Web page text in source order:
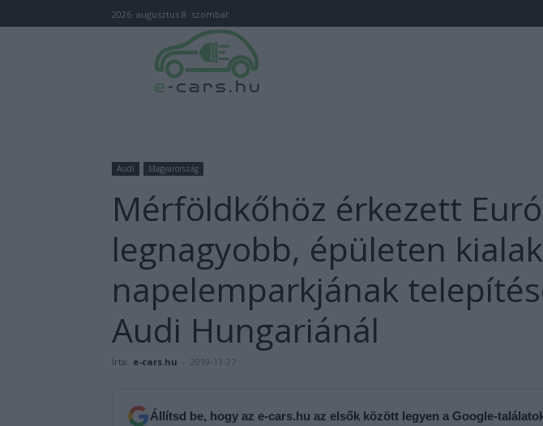
2026. augusztus 8. szombat
Audi Magyarország
Mérföldkőhöz érkezett
legnagyobb, épületen
napelemparkjának
Audi Hungariánál
Írta: e-cars.hu - 2019-11-27
Állítsd be, hogy az e-cars.hu az elsők között legyen a Google-